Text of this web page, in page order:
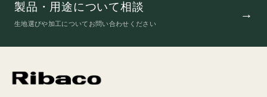
製品・用途について相談
生地選びや加工についてお問い合わせください